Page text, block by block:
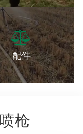
配件
枪